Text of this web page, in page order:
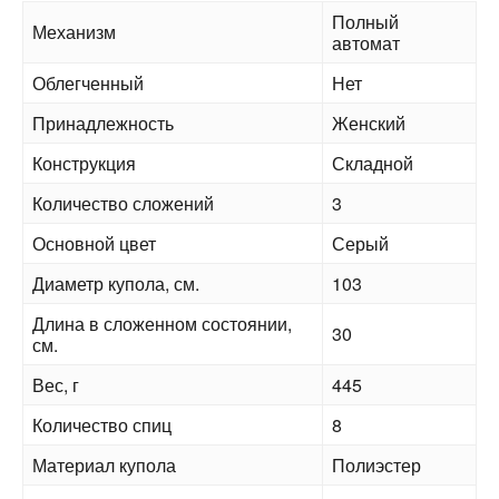
Механизм
Полный
автомат
Облегченный
Нет
Принадлежность
Женский
Конструкция
Складной
Количество сложений
3
Основной цвет
Серый
Диаметр купола, см.
103
Длина в сложенном состоянии,
см.
30
Вес, г
445
Количество спиц
8
Материал купола
Полиэстер